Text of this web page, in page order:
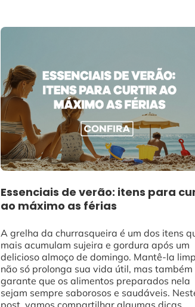
Essenciais de verão: itens para
ao máximo as férias
A grelha da churrasqueira é um dos itens
mais acumulam sujeira e gordura após um
delicioso almoço de domingo. Mantê-la
não só prolonga sua vida útil, mas também
garante que os alimentos preparados nela
sejam sempre saborosos e saudáveis.
post, vamos compartilhar algumas dicas